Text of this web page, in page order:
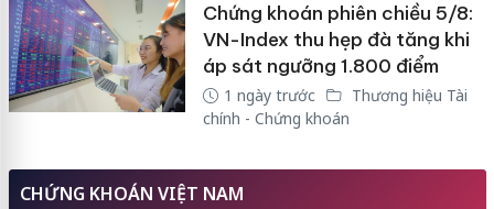
Chứng khoán phiên chiều 5/8:
VN-Index thu hẹp đà tăng khi
áp sát ngưỡng 1.800 điểm
1 ngày trước
Thương hiệu Tài
chính - Chứng khoán
CHỨNG KHOÁN VIỆT NAM